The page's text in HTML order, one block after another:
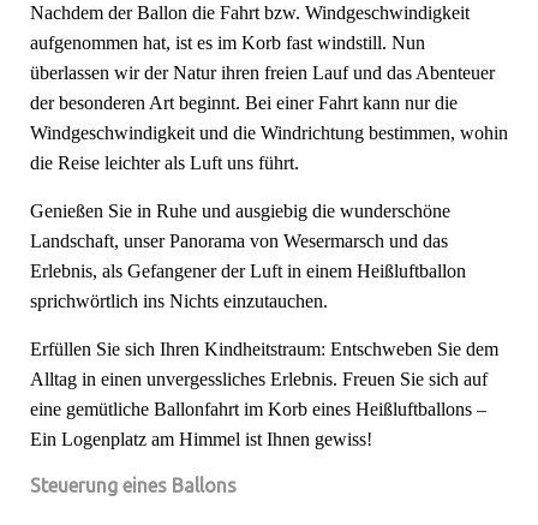
Nachdem der Ballon die Fahrt bzw. Windgeschwindigkeit
aufgenommen hat, ist es im Korb fast windstill. Nun
überlassen wir der Natur ihren freien Lauf und das Abenteuer
der besonderen Art beginnt. Bei einer Fahrt kann nur die
Windgeschwindigkeit und die Windrichtung bestimmen, wohin
die Reise leichter als Luft uns führt.
Genießen Sie in Ruhe und ausgiebig die wunderschöne
Landschaft, unser Panorama von Wesermarsch und das
Erlebnis, als Gefangener der Luft in einem Heißluftballon
sprichwörtlich ins Nichts einzutauchen.
Erfüllen Sie sich Ihren Kindheitstraum: Entschweben Sie dem
Alltag in einen unvergessliches Erlebnis. Freuen Sie sich auf
eine gemütliche Ballonfahrt im Korb eines Heißluftballons –
Ein Logenplatz am Himmel ist Ihnen gewiss!
Steuerung eines Ballons